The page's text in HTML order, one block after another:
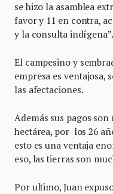
se hizo la asamblea
favor y 11 en contra,
y la consulta indígena”.
El campesino y
empresa es ventajosa,
las afectaciones.
Además sus pagos
hectárea, por los 26
esto es una ventaja
eso, las tierras son
Por ultimo, Juan